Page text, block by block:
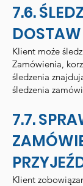
7.6.
DOSTAW
Klient może
Zamówienia,
śledzenia
śledzenia
7.7.
Klient